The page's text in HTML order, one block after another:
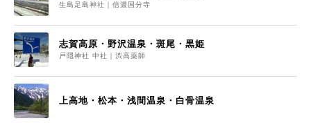
生島足島神社｜信濃国分寺
志賀高原・野沢温泉・斑尾・黒姫
戸隠神社 中社｜渋高薬師
上高地・松本・浅間温泉・白骨温泉